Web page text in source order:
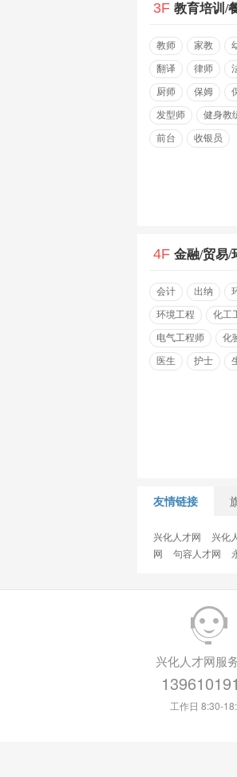
3F 教育培训/
教师 家教
翻译 律师
厨师 保姆
发型师 健身教
前台 收银员
4F 金融/贸易/
会计 出纳
环境工程 化工
电气工程师 化
医生 护士
友情链接
兴化人才网 兴化
网
句容人才网
兴化人才网服
工作日 8:30-